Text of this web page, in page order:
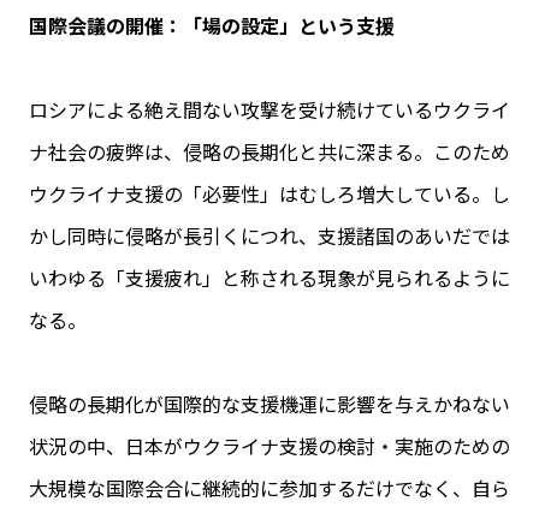
国際会議の開催：「場の設定」という支援
ロシアによる絶え間ない攻撃を受け続けているウクライ
ナ社会の疲弊は、侵略の長期化と共に深まる。このため
ウクライナ支援の「必要性」はむしろ増大している。し
かし同時に侵略が長引くにつれ、支援諸国のあいだでは
いわゆる「支援疲れ」と称される現象が見られるように
なる。
侵略の長期化が国際的な支援機運に影響を与えかねない
状況の中、日本がウクライナ支援の検討・実施のための
大規模な国際会合に継続的に参加するだけでなく、自ら